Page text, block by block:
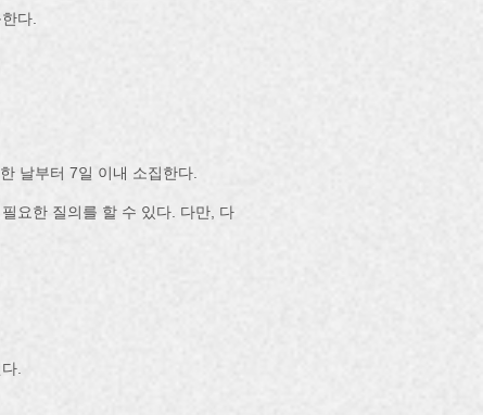
다.
날부터 7일 이내 소집한다.
요한 질의를 할 수 있다. 다만, 다
.